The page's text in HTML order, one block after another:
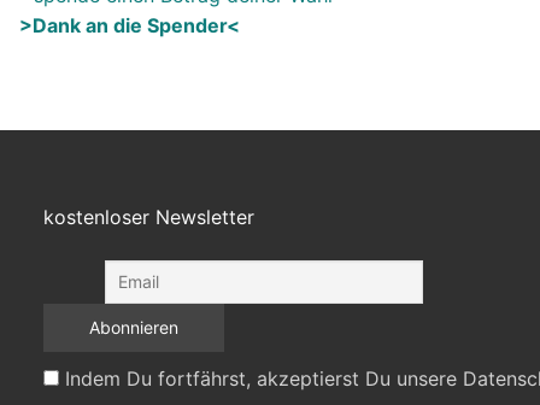
>Dank an die Spender<
kostenloser Newsletter
Indem Du fortfährst, akzeptierst Du unsere